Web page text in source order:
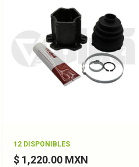
12 DISPONIBLES
$ 1,220.00 MXN